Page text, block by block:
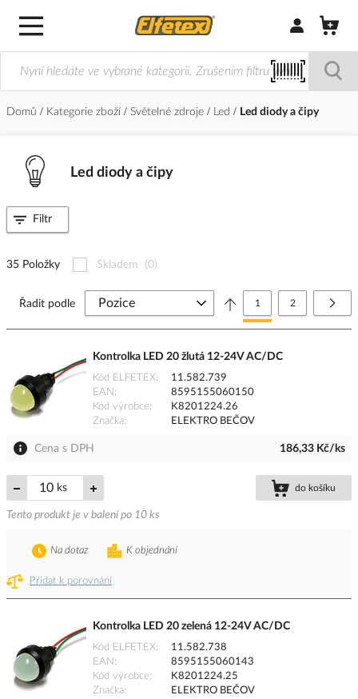
Přihlásit/
Domů Kategorie zboží Světelné zdroje Led Led diody a čipy
Led diody a čipy
35 Položky Skladem (0)
Stránka
Právě si prohlížíte
1 Stránka
2
Řadit podle
Kontrolka LED 20 žlutá 12-24V AC/DC
Kód ELFETEX
11.582.739
EAN
8595155060150
Kód výrobce
K8201224.26
Značka
ELEKTRO BEČOV
Cena s DPH 186,33 Kč/ks
ks do košíku
Tento produkt je v balení po 10 ks
Přidat k porovnání
K objednání
Na dotaz
Kontrolka LED 20 zelená 12-24V AC/DC
Kód ELFETEX
11.582.738
EAN
8595155060143
Kód výrobce
K8201224.25
Značka
ELEKTRO BEČOV
Filtr